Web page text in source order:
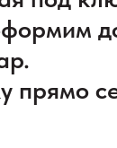
прямо